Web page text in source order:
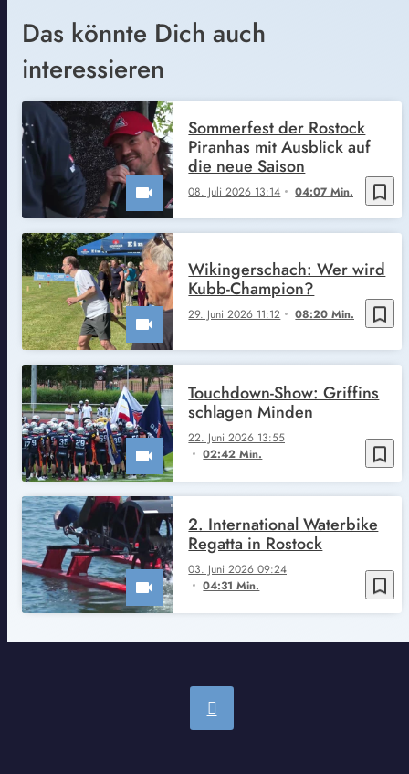
Das könnte Dich auch
interessieren
bookmark_border
08. Juli 2026 13:14 04:07 Min.
Sommerfest der Rostock
Piranhas mit Ausblick auf
die neue Saison
bookmark_border
29. Juni 2026 11:12 08:20 Min.
Wikingerschach: Wer wird
Kubb-Champion?
bookmark_border
22. Juni 2026 13:55
02:42 Min.
Touchdown-Show: Griffins
schlagen Minden
bookmark_border
03. Juni 2026 09:24
04:31 Min.
2. International Waterbike
Regatta in Rostock